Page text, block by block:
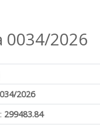
0034/2026
2026
299483.84